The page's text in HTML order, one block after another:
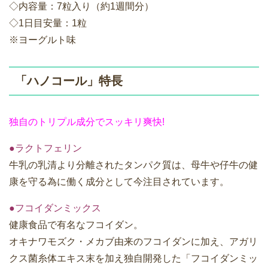
◇内容量：7粒入り（約1週間分）
◇1日目安量：1粒
※ヨーグルト味
「ハノコール」特長
独自のトリプル成分でスッキリ爽快!
●ラクトフェリン
牛乳の乳清より分離されたタンパク質は、母牛や仔牛の健
康を守る為に働く成分として今注目されています。
●フコイダンミックス
健康食品で有名なフコイダン。
オキナワモズク・メカブ由来のフコイダンに加え、アガリ
クス菌糸体エキス末を加え独自開発した「フコイダンミッ